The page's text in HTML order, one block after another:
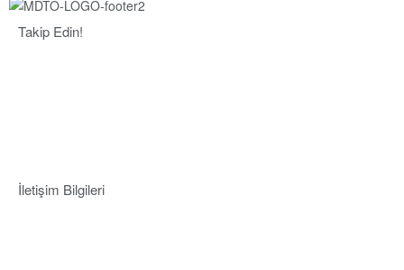
Takip Edin!
İletişim Bilgileri